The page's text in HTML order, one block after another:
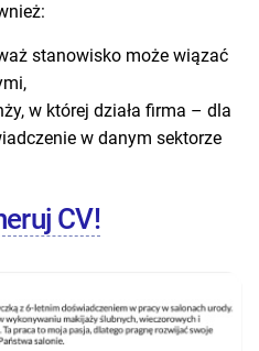
stanowisko może wiązać
w której działa firma – dla
w danym sektorze
CV!